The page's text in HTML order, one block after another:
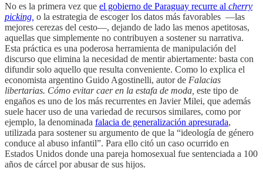
No es la primera vez que el gobierno de Paraguay recurre al cherry
picking, o la estrategia de escoger los datos más favorables —las
mejores cerezas del cesto—, dejando de lado las menos apetitosas,
aquellas que simplemente no contribuyen a sostener su narrativa.
Esta práctica es una poderosa herramienta de manipulación del
discurso que elimina la necesidad de mentir abiertamente: basta con
difundir solo aquello que resulta conveniente. Como lo explica el
economista argentino Guido Agostinelli, autor de Falacias
libertarias. Cómo evitar caer en la estafa de moda, este tipo de
engaños es uno de los más recurrentes en Javier Milei, que además
suele hacer uso de una variedad de recursos similares, como por
ejemplo, la denominada falacia de generalización apresurada,
utilizada para sostener su argumento de que la “ideología de género
conduce al abuso infantil”. Para ello citó un caso ocurrido en
Estados Unidos donde una pareja homosexual fue sentenciada a 100
años de cárcel por abusar de sus hijos.